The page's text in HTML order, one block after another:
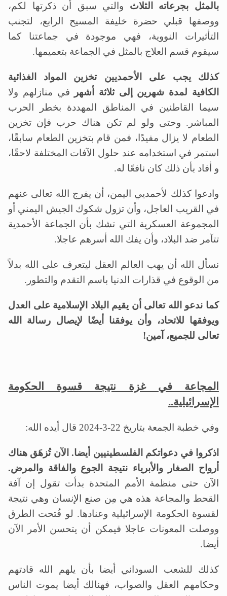
بالمثل بجرعاته الثلاث والتي سبق أن ذكرتها لكم،
ووصفها قبلي حضرة خليفة المسيح الرابع، لتجنب
التأثيرات النووية، فهي موجودة في جماعتنا كما
سيقوم قسم العلاج بالمثل في الجماعة بتعميمها.
كذلك يجب على الأحمديين تخزين المواد الغذائية
الكافية لمدة شهرين إلى ثلاثة أشهر
في منازلهم ولا
سيما القاطنين في المناطق المهددة بخطر الحرب
المباشر. وحتى ولو لم تكن هناك حرب فإن تخزين
الطعام لا يزال مفيدًا، فمن قام بتخزين الطعام سابقًا،
استمر في استخدامه عند حلول الآفات المختلفة لاحقًا،
و أفاد بأن ذلك كان نافعًا له.
وادعوا كذلك لأحمديي اليمن، أن يفرج الله تعالى عنهم
في القريب العاجل، وأن تزول شكوك الجيش اليمني أو
المجموعة العسكرية التي تشك بأن الجماعة الأحمدية
تتآمر ضد البلاد، وأن يفك الله أسرهم عاجلا.
نسأل الله أن يهب العالم العقل ليتعرف على الله بدلاً
من الوقوع في قذارات الدنيا باسم التقدم والتطور.
كما ندعو الله تعالى أن يقيم البلاد الإسلامية على العدل
ويوفقها للاتحاد، وأن يوفقنا أيضًا لإيصال رسالة الله
تعالى للجميع، آمين!
المجاعة في غزة نتيجة قسوة الحكومة
الإسرائيلية..
وفي خطبة الجمعة بتاريخ 22-3-2024 قال أيده الله:
اذكروا في دعواتكم الفلسطينيين أيضا. الآن تُزهَق هناك
أرواح الصغار والأبرياء نتيجة الجوع والفاقة والمرض.
الآن حتى منظمة الأمم المتحدة بدأت تقول إن آفة
القحط والمجاعة هذه هي مِن صنع الإنسان وهي نتيجة
لقسوة الحكومة الإسرائيلية وعنادها. لو فُتحت الطرق
ووصلت المعونات عاجلا فيمكن أن يتحسن الأمر الآن
أيضا.
كذلك للشعب السوداني أيضا بأن يلهم الله قادتهم
وحكامهم العقل والصواب، فهنالك أيضا يموت الناس